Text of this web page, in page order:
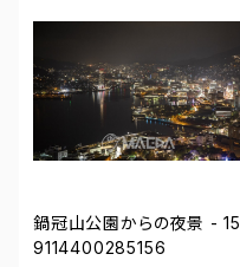
鍋冠山公園からの夜景 - 15
9114400285156